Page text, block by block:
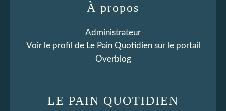
LE PAIN QUOTIDIEN
À propos
Administrateur
Voir le profil de Le Pain Quotidiensur le portail
Overblog